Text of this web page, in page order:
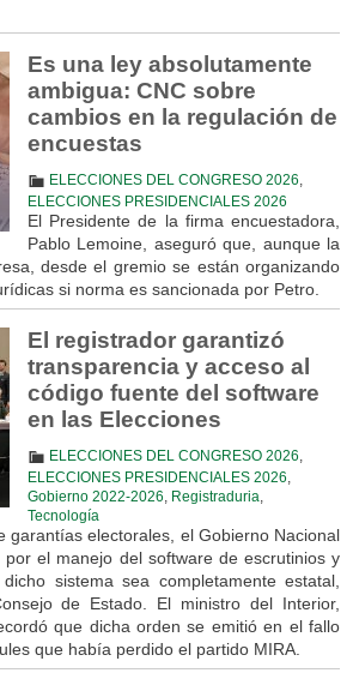
Es una ley absolutamente
ambigua: CNC sobre
cambios en la regulación de
encuestas
ELECCIONES DEL CONGRESO 2026
ELECCIONES PRESIDENCIALES 2026
El Presidente de la firma encuestadora,
Pablo Lemoine, aseguró que, aunque la
desde el gremio se están organizando
si norma es sancionada por Petro.
El registrador garantizó
transparencia y acceso al
código fuente del software
en las Elecciones
ELECCIONES DEL CONGRESO 2026
ELECCIONES PRESIDENCIALES 2026
Gobierno 2022-2026
Registraduria
Tecnología
garantías electorales, el Gobierno Nacional
por el manejo del software de escrutinios y
sistema sea completamente estatal,
de Estado. El ministro del Interior,
que dicha orden se emitió en el fallo
que había perdido el partido MIRA.